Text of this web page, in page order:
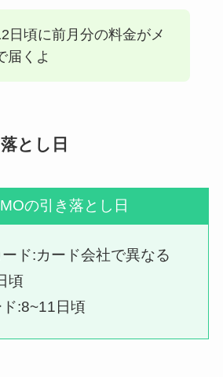
日頃に前月分の料金がメ
届くよ
とし日
の引き落とし日
ド:カード会社で異なる
頃
:8~11日頃